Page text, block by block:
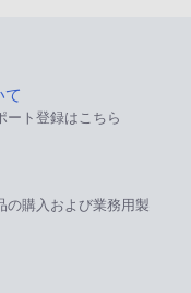
ート登録はこちら
の購入および業務用製